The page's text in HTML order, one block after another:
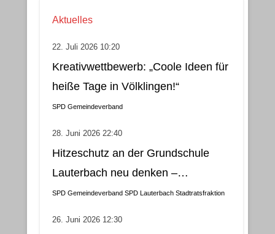
Aktuelles
22. Juli 2026 10:20
Kreativwettbewerb: „Coole Ideen für
heiße Tage in Völklingen!“
SPD Gemeindeverband
28. Juni 2026 22:40
Hitzeschutz an der Grundschule
Lauterbach neu denken –
Klimatisierung als wirtschaftliche
SPD Gemeindeverband SPD Lauterbach Stadtratsfraktion
26. Juni 2026 12:30